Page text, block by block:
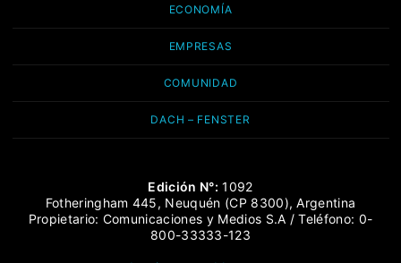
ECONOMÍA
EMPRESAS
COMUNIDAD
DACH – FENSTER
Edición N°: 1092
Fotheringham 445, Neuquén (CP 8300), Argentina
Propietario: Comunicaciones y Medios S.A / Teléfono: 0-
800-33333-123